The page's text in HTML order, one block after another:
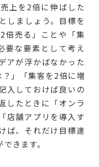
上を2倍に伸ばした
しましょう。目標を
倍売る」ことや「集
要な要素として考え
アが浮かばなかった
」「集客を2倍に増
入しておけば良いの
したときに「オンラ
店舗アプリを導入す
ば、それだけ目標達
きます。